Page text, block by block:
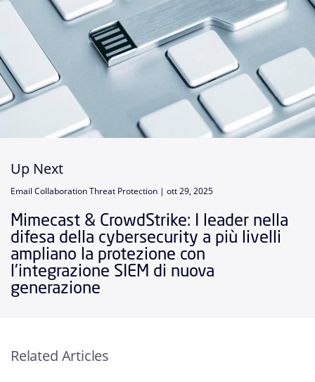
Up Next
Email Collaboration Threat Protection | ott 29, 2025
Mimecast & CrowdStrike: I leader nella
difesa della cybersecurity a più livelli
ampliano la protezione con
l'integrazione SIEM di nuova
generazione
Related Articles